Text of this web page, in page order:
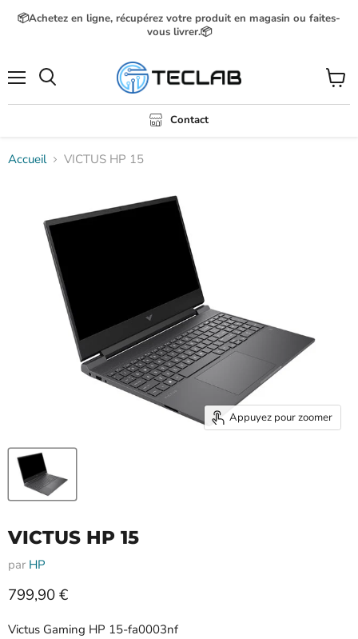
📦Achetez en ligne, récupérez votre produit en magasin ou faites-
vous livrer.📦
Contact
Voir
le
Accueil VICTUS HP 15
Appuyez pour zoomer
VICTUS HP 15
par HP
Prix actuel
799,90 €
Victus Gaming HP 15-fa0003nf